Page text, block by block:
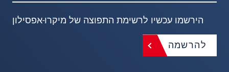
הירשמו עכשיו לרשימת התפוצה של מיקרו-אפסילון
להרשמה